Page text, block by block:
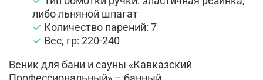
либо льняной шпагат
Количество парений: 7
Вес, гр: 220-240
Веник для бани и сауны «Кавказский